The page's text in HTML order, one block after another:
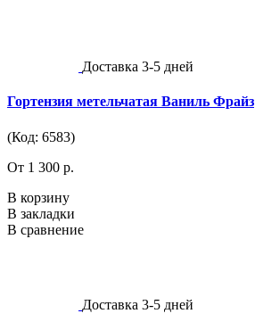
Доставка 3-5 дней
Гортензия метельчатая Ваниль Фрайз
(Код: 6583)
От 1 300 р.
В корзину
В закладки
В сравнение
Доставка 3-5 дней